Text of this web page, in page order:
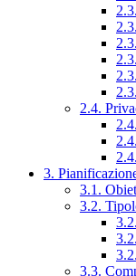
2.4.
3.
3.1.
3.2.
3.3.